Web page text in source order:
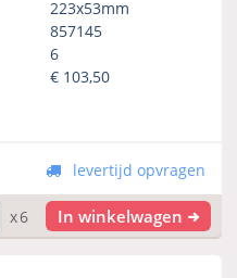
223x53mm
857145
6
€ 103,50
levertijd opvragen
x6 In winkelwagen